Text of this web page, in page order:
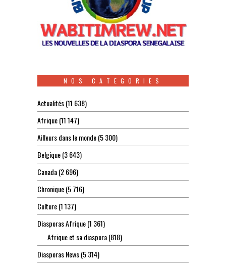
NOS CATEGORIES
Actualités(11 638)
Afrique(11 147)
Ailleurs dans le monde(5 300)
Belgique(3 643)
Canada(2 696)
Chronique(5 716)
Culture(1 137)
Diasporas Afrique(1 361)
Afrique et sa diaspora(818)
Diasporas News(5 314)